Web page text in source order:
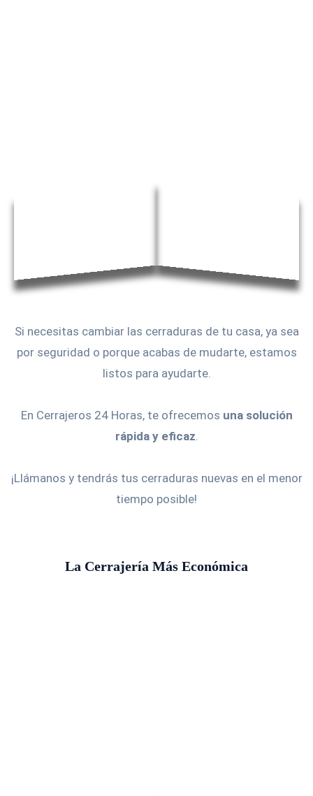
Si necesitas cambiar las cerraduras de tu casa, ya sea
por seguridad o porque acabas de mudarte, estamos
listos para ayudarte.
En Cerrajeros 24 Horas, te ofrecemos una solución
rápida y eficaz.
¡Llámanos y tendrás tus cerraduras nuevas en el menor
tiempo posible!
La Cerrajería Más Económica